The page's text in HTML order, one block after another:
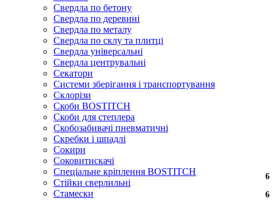
Свердла по бетону
Свердла по деревині
Свердла по металу
Свердла по склу та плитці
Свердла універсальні
Свердла центрувальні
Секатори
Системи зберігання і транспортування
Склорізи
Скоби BOSTITCH
Скоби для степлера
Скобозабивачі пневматичні
Скребки і шпадлі
Сокири
Соковитискачі
Спеціальне кріплення BOSTITCH
Стійки сверлильні
Стамески
6
6
6
6
6
6
6
6
6
6